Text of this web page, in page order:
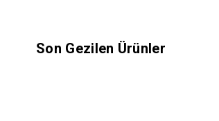
Son Gezilen Ürünler